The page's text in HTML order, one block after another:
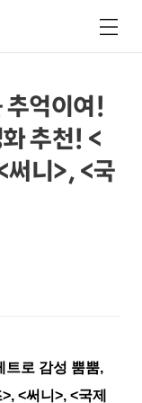
색
메
뉴
추억이여!
추천! <
써니>, <국
트로 감성 뿜뿜,
>, <써니 >, <국제